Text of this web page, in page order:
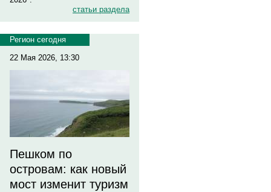
статьи раздела
Регион сегодня
22 Мая 2026, 13:30
Пешком по
островам: как новый
мост изменит туризм